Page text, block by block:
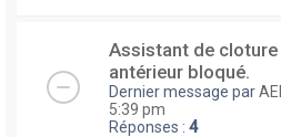
Assistant de cloture
antérieur bloqué.
Dernier message par
5:39 pm
Réponses : 4